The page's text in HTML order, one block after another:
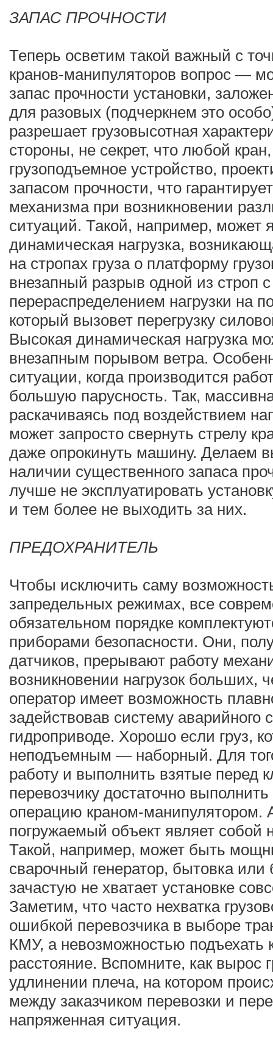
ЗАПАС ПРОЧНОСТИ
Теперь осветим такой важный с
кранов-манипуляторов вопрос —
запас прочности установки,
для разовых (подчеркнем это
разрешает грузовысотная
стороны, не секрет, что любой
грузоподъемное устройство,
запасом прочности, что
механизма при возникновении
ситуаций. Такой, например, может
динамическая нагрузка,
на стропах груза о платформу
внезапный разрыв одной из строп
перераспределением нагрузки на
который вызовет перегрузку
Высокая динамическая нагрузка
внезапным порывом ветра.
ситуации, когда производится
большую парусность. Так,
раскачиваясь под воздействием
может запросто свернуть стрелу
даже опрокинуть машину. Делаем
наличии существенного запаса
лучше не эксплуатировать
и тем более не выходить за них.
ПРЕДОХРАНИТЕЛЬ
Чтобы исключить саму
запредельных режимах, все
обязательном порядке
приборами безопасности. Они,
датчиков, прерывают работу
возникновении нагрузок больших,
оператор имеет возможность
задействовав систему аварийного
гидроприводе. Хорошо если груз,
неподъемным — наборный. Для
работу и выполнить взятые перед
перевозчику достаточно
операцию краном-манипулятором.
погружаемый объект являет собой
Такой, например, может быть
сварочный генератор, бытовка
зачастую не хватает установке
Заметим, что часто нехватка
ошибкой перевозчика в выборе
КМУ, а невозможностью подъехать
расстояние. Вспомните, как вырос
удлинении плеча, на котором
между заказчиком перевозки и
напряженная ситуация.